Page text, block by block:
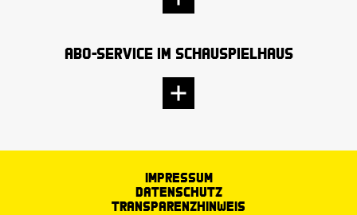
Abo-Service im Schauspielhaus
Impressum
Datenschutz
Transparenzhinweis